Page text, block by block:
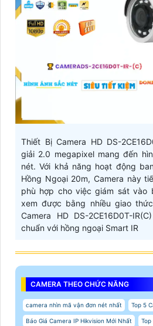
Thiết Bị Camera HD DS-
giải 2.0 megapixel mang đến
nét. Với khả năng hoạt động
Hồng Ngoại 20m, Camera này
phù hợp cho việc giám sát vào
xem được bằng nhiều giao thức
Camera HD DS-2CE16D0T-
chuẩn với hồng ngoại Smart IR
CAMERA THEO CHỨC NĂNG
camera nhìn mã vận đơn nét nhất Top 5
Báo Giá Camera IP Hikvision Mới Nhất